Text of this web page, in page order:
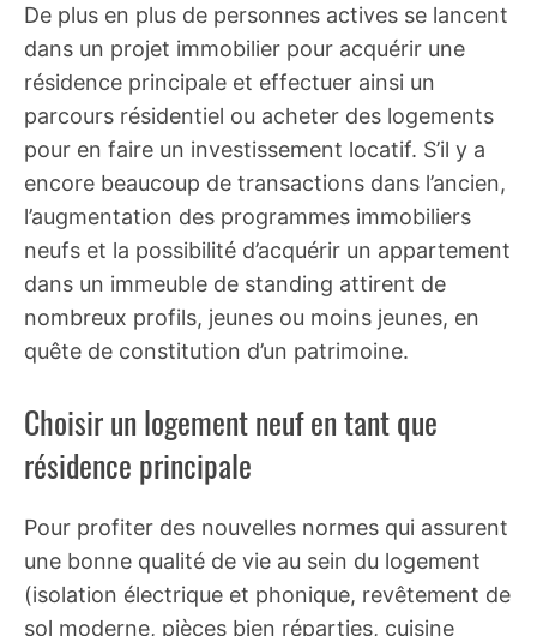
De plus en plus de personnes actives se lancent
dans un projet immobilier pour acquérir une
résidence principale et effectuer ainsi un
parcours résidentiel ou acheter des logements
pour en faire un investissement locatif. S’il y a
encore beaucoup de transactions dans l’ancien,
l’augmentation des programmes immobiliers
neufs et la possibilité d’acquérir un appartement
dans un immeuble de standing attirent de
nombreux profils, jeunes ou moins jeunes, en
quête de constitution d’un patrimoine.
Choisir un logement neuf en tant que
résidence principale
Pour profiter des nouvelles normes qui assurent
une bonne qualité de vie au sein du logement
(isolation électrique et phonique, revêtement de
sol moderne, pièces bien réparties, cuisine